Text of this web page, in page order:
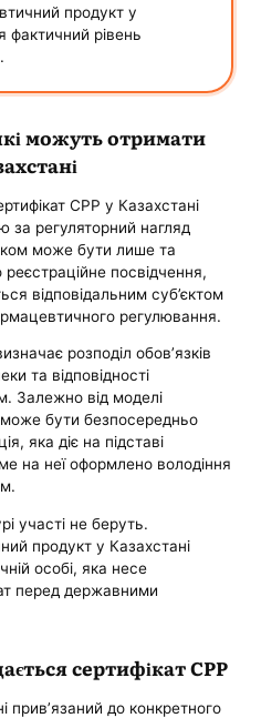
продукт у
фактичний рівень
можуть отримати
CPP у Казахстані
за регуляторний нагляд
може бути лише та
посвідчення,
відповідальним суб’єктом
регулювання.
розподіл обов’язків
та відповідності
Залежно від моделі
може бути безпосередньо
яка діє на підставі
на неї оформлено володіння
участі не беруть.
продукт у Казахстані
особі, яка несе
перед державними
сертифікат CPP
прив’язаний до конкретного